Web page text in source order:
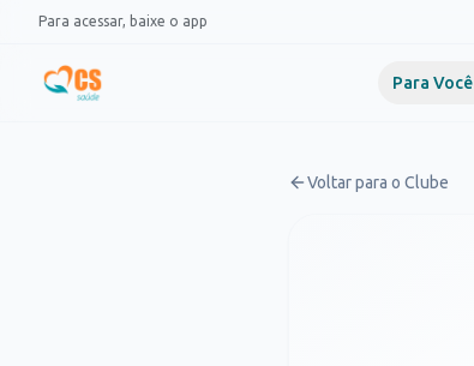
Pular para o conteúdo
Para acessar, baixe o app
Para Você
Voltar para o Clube